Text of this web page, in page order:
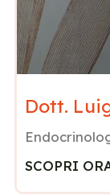
Dott.
SCOPRI